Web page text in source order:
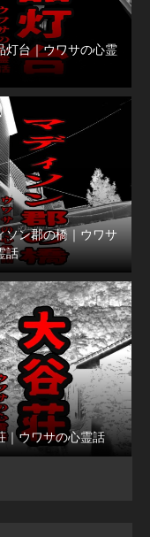
灯台｜ウワサの心霊
ソン郡の橋｜ウワサ
話
｜ウワサの心霊話